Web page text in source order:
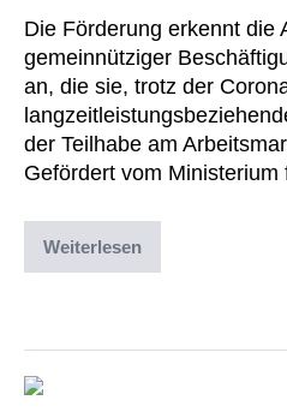
Die Förderung erkennt die
gemeinnütziger
an, die sie, trotz der
der Teilhabe am
Gefördert vom
Weiterlesen